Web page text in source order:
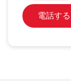
電話する